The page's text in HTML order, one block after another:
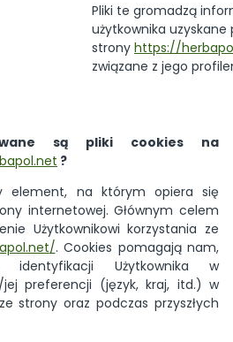
Pliki te gromadzą
użytkownika
strony https://
związane z jego
są pliki cookies na
?
element, na którym opiera się
internetowej. Głównym celem
Użytkownikowi korzystania ze
/. Cookies pomagają nam,
Użytkownika w
preferencji (język, kraj, itd.) w
strony oraz podczas przyszłych